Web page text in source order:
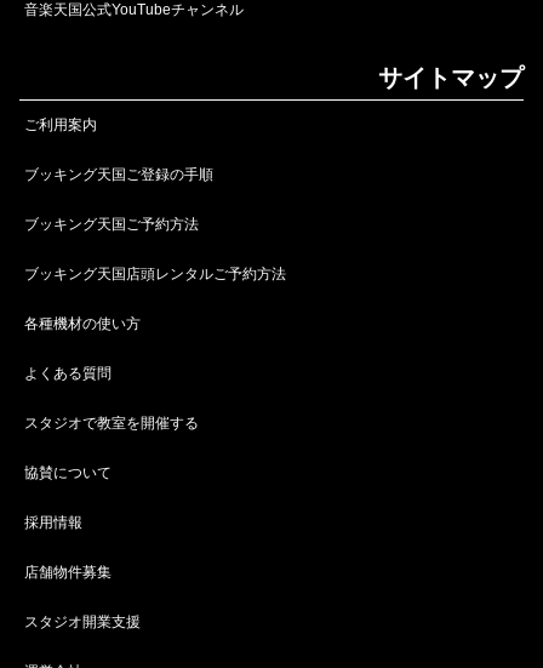
音楽天国公式YouTubeチャンネル
サイトマップ
ご利用案内
ブッキング天国ご登録の手順
ブッキング天国ご予約方法
ブッキング天国店頭レンタルご予約方法
各種機材の使い方
よくある質問
スタジオで教室を開催する
協賛について
採用情報
店舗物件募集
スタジオ開業支援